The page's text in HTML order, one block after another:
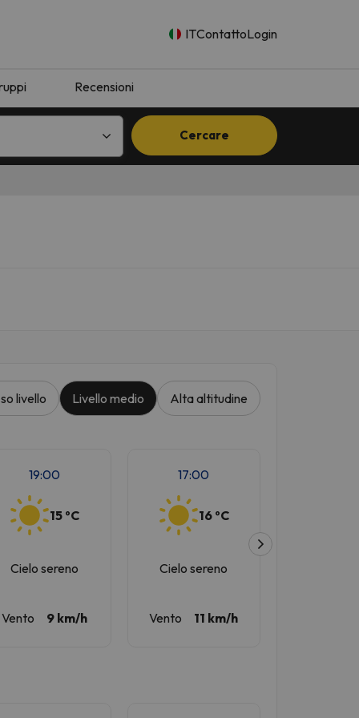
ITContattoLogin
Recensioni
Cercare
livello Livello medio Alta altitudine
19:00
15 ºC
Cielo sereno
Vento 9 km/h
17:00
16 ºC
Cielo sereno
Vento 11 km/h